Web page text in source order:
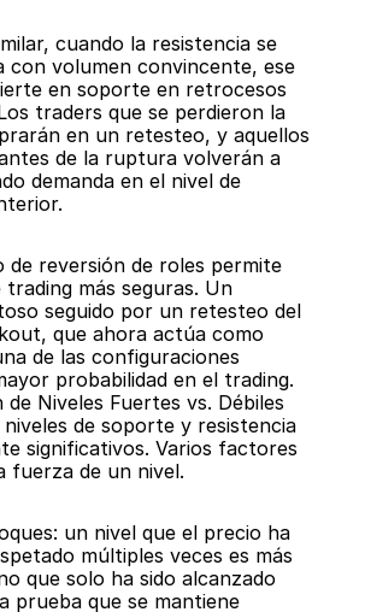
cuando la resistencia se
con volumen convincente, ese
en soporte en retrocesos
traders que se perdieron la
en un retesteo, y aquellos
de la ruptura volverán a
demanda en el nivel de
de reversión de roles permite
trading más seguras. Un
seguido por un retesteo del
que ahora actúa como
de las configuraciones
probabilidad en el trading.
Niveles Fuertes vs. Débiles
de soporte y resistencia
significativos. Varios factores
fuerza de un nivel.
un nivel que el precio ha
múltiples veces es más
que solo ha sido alcanzado
prueba que se mantiene